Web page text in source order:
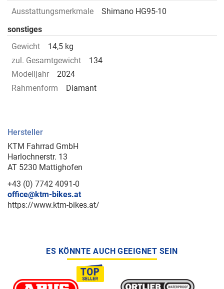
Ausstattungsmerkmale
Shimano HG95-10
sonstiges
Gewicht
14,5 kg
zul. Gesamtgewicht
134
Modelljahr
2024
Rahmenform
Diamant
Hersteller
KTM Fahrrad GmbH
Harlochnerstr. 13
AT 5230 Mattighofen
+43 (0) 7742 4091-0
office@ktm-bikes.at
https://www.ktm-bikes.at/
ES KÖNNTE AUCH GEEIGNET SEIN